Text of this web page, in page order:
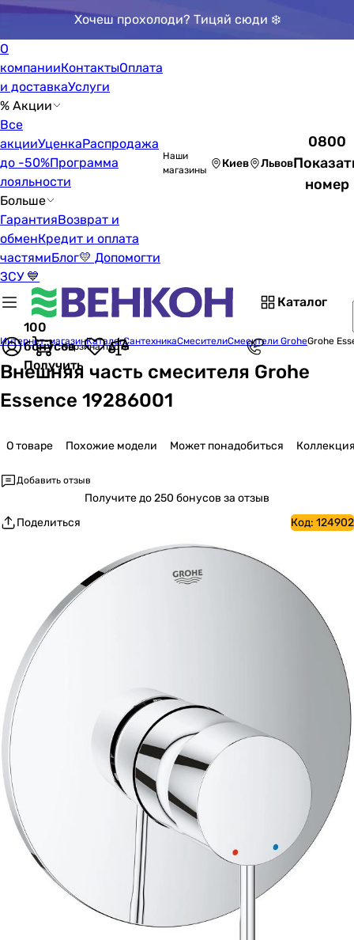
Хочеш прохолоди? Тицяй сюди ❄️
О
компанииКонтактыОплата
и доставкаУслуги
% Акции
Все
акцииУценкаРаспродажа
до -50%Программа
лояльности
Больше
ГарантияВозврат и
обменКредит и оплата
частямиБлог💛 Допомогти
ЗСУ 💙
Наши
магазины
Киев Львов
0800
номер
Каталог
100
бонусов
Получить
Корзина пуста
Интернет-магазинКаталогСантехникаСмесителиСмесители GroheGrohe
Внешняя часть смесителя Grohe
Essence 19286001
О товаре Похожие модели Может понадобиться
Добавить отзыв
Получитедо 250 бонусов за отзыв
Поделиться
Код: 124902